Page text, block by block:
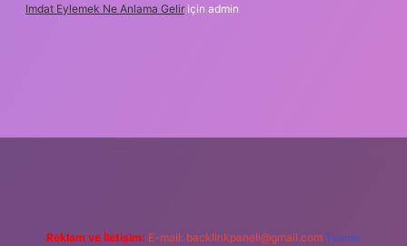
Imdat Eylemek Ne Anlama Gelir için admin
Reklam ve İletişim: E-mail: backlinkpaneli@gmail.com Teams: